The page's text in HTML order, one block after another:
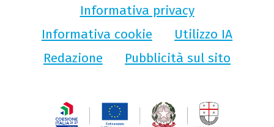
Informativa privacy
Informativa cookie
Utilizzo IA
Redazione
Pubblicità sul sito